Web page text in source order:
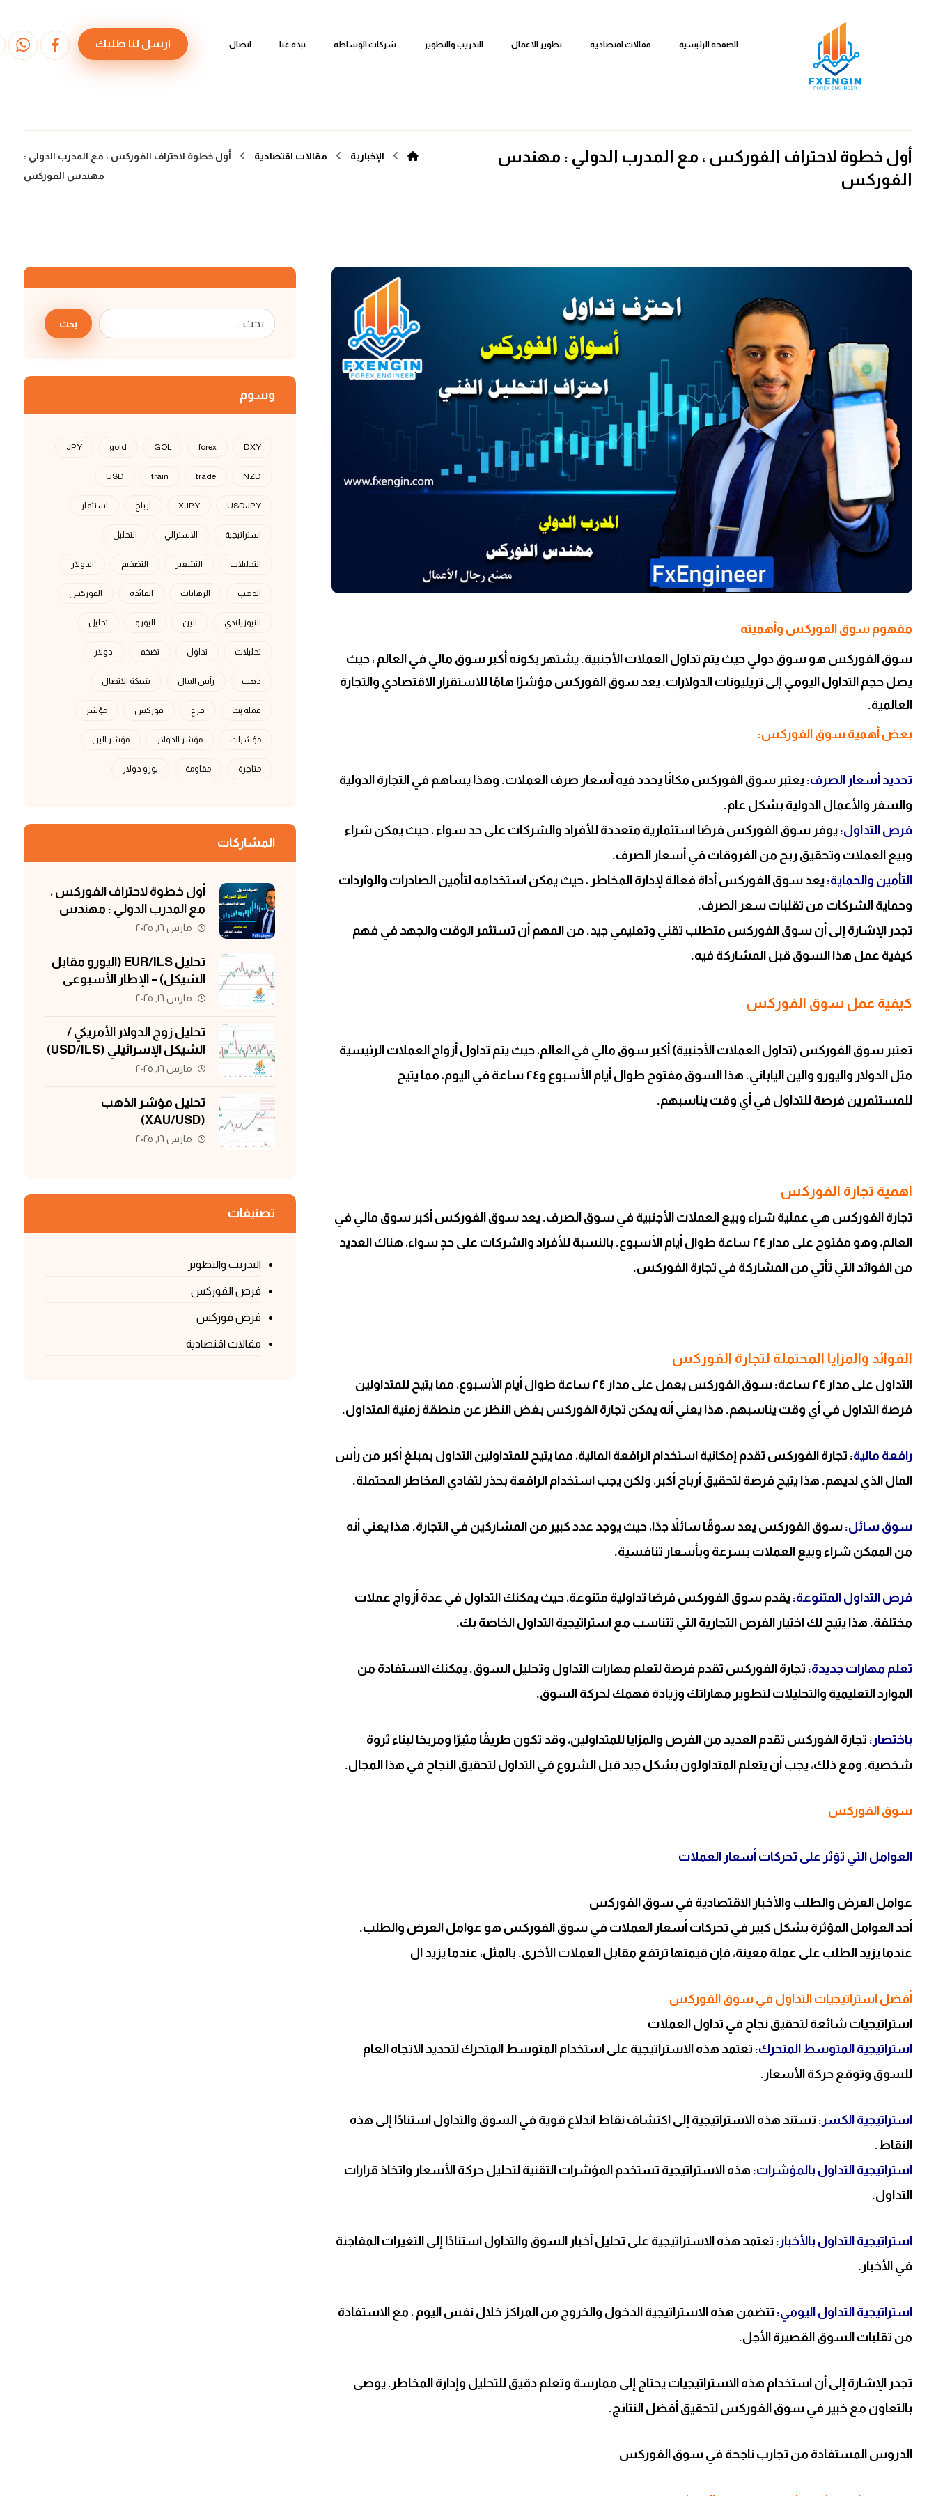
الصفحة الرئيسية مقالات اقتصادية تطوير الاعمال التدريب والتطوير شركات الوساطة نبذة عنا اتصال ارسل لنا طلبك
أول خطوة لاحتراف الفوركس ، مع المدرب الدولي : مهندس
الفوركس
الإخبارية مقالات اقتصادية
أول خطوة لاحتراف الفوركس ، مع المدرب الدولي :
مهندس الفوركس
مفهوم سوق الفوركس وأهميته
سوق الفوركس هو سوق دولي حيث يتم تداول العملات الأجنبية. يشتهر بكونه أكبر سوق مالي في العالم ، حيث
يصل حجم التداول اليومي إلى تريليونات الدولارات. يعد سوق الفوركس مؤشرًا هامًا للاستقرار الاقتصادي والتجارة
العالمية.
بعض أهمية سوق الفوركس:
تحديد أسعار الصرف: يعتبر سوق الفوركس مكانًا يحدد فيه أسعار صرف العملات. وهذا يساهم في التجارة الدولية
والسفر والأعمال الدولية بشكل عام.
فرص التداول: يوفر سوق الفوركس فرصًا استثمارية متعددة للأفراد والشركات على حد سواء ، حيث يمكن شراء
وبيع العملات وتحقيق ربح من الفروقات في أسعار الصرف.
التأمين والحماية: يعد سوق الفوركس أداة فعالة لإدارة المخاطر ، حيث يمكن استخدامه لتأمين الصادرات والواردات
وحماية الشركات من تقلبات سعر الصرف.
تجدر الإشارة إلى أن سوق الفوركس متطلب تقني وتعليمي جيد. من المهم أن تستثمر الوقت والجهد في فهم
كيفية عمل هذا السوق قبل المشاركة فيه.
كيفية عمل سوق الفوركس
تعتبر سوق الفوركس (تداول العملات الأجنبية) أكبر سوق مالي في العالم، حيث يتم تداول أزواج العملات الرئيسية
مثل الدولار واليورو والين الياباني. هذا السوق مفتوح طوال أيام الأسبوع و٢٤ ساعة في اليوم، مما يتيح
للمستثمرين فرصة للتداول في أي وقت يناسبهم.
أهمية تجارة الفوركس
تجارة الفوركس هي عملية شراء وبيع العملات الأجنبية في سوق الصرف. يعد سوق الفوركس أكبر سوق مالي في
العالم، وهو مفتوح على مدار ٢٤ ساعة طوال أيام الأسبوع. بالنسبة للأفراد والشركات على حدٍ سواء، هناك العديد
من الفوائد التي تأتي من المشاركة في تجارة الفوركس.
الفوائد والمزايا المحتملة لتجارة الفوركس
التداول على مدار ٢٤ ساعة: سوق الفوركس يعمل على مدار ٢٤ ساعة طوال أيام الأسبوع، مما يتيح للمتداولين
فرصة التداول في أي وقت يناسبهم. هذا يعني أنه يمكن تجارة الفوركس بغض النظر عن منطقة زمنية المتداول.
رافعة مالية: تجارة الفوركس تقدم إمكانية استخدام الرافعة المالية، مما يتيح للمتداولين التداول بمبلغ أكبر من رأس
المال الذي لديهم. هذا يتيح فرصة لتحقيق أرباح أكبر، ولكن يجب استخدام الرافعة بحذر لتفادي المخاطر المحتملة.
سوق سائل: سوق الفوركس يعد سوقًا سائلاً جدًا، حيث يوجد عدد كبير من المشاركين في التجارة. هذا يعني أنه
من الممكن شراء وبيع العملات بسرعة وبأسعار تنافسية.
فرص التداول المتنوعة: يقدم سوق الفوركس فرصًا تداولية متنوعة، حيث يمكنك التداول في عدة أزواج عملات
مختلفة. هذا يتيح لك اختيار الفرص التجارية التي تتناسب مع استراتيجية التداول الخاصة بك.
تعلم مهارات جديدة: تجارة الفوركس تقدم فرصة لتعلم مهارات التداول وتحليل السوق. يمكنك الاستفادة من
الموارد التعليمية والتحليلات لتطوير مهاراتك وزيادة فهمك لحركة السوق.
باختصار: تجارة الفوركس تقدم العديد من الفرص والمزايا للمتداولين، وقد تكون طريقًا مثيرًا ومربحًا لبناء ثروة
شخصية. ومع ذلك، يجب أن يتعلم المتداولون بشكل جيد قبل الشروع في التداول لتحقيق النجاح في هذا المجال.
سوق الفوركس
العوامل التي تؤثر على تحركات أسعار العملات
عوامل العرض والطلب والأخبار الاقتصادية في سوق الفوركس
أحد العوامل المؤثرة بشكل كبير في تحركات أسعار العملات في سوق الفوركس هو عوامل العرض والطلب.
عندما يزيد الطلب على عملة معينة، فإن قيمتها ترتفع مقابل العملات الأخرى. بالمثل، عندما يزيد ال
أفضل استراتيجيات التداول في سوق الفوركس
استراتيجيات شائعة لتحقيق نجاح في تداول العملات
استراتيجية المتوسط المتحرك: تعتمد هذه الاستراتيجية على استخدام المتوسط المتحرك لتحديد الاتجاه العام
للسوق وتوقع حركة الأسعار.
استراتيجية الكسر: تستند هذه الاستراتيجية إلى اكتشاف نقاط اندلاع قوية في السوق والتداول استنادًا إلى هذه
النقاط.
استراتيجية التداول بالمؤشرات: هذه الاستراتيجية تستخدم المؤشرات التقنية لتحليل حركة الأسعار واتخاذ قرارات
التداول.
استراتيجية التداول بالأخبار: تعتمد هذه الاستراتيجية على تحليل أخبار السوق والتداول استنادًا إلى التغيرات المفاجئة
في الأخبار.
استراتيجية التداول اليومي: تتضمن هذه الاستراتيجية الدخول والخروج من المراكز خلال نفس اليوم ، مع الاستفادة
من تقلبات السوق القصيرة الأجل.
تجدر الإشارة إلى أن استخدام هذه الاستراتيجيات يحتاج إلى ممارسة وتعلم دقيق للتحليل وإدارة المخاطر. يوصى
بالتعاون مع خبير في سوق الفوركس لتحقيق أفضل النتائج.
الدروس المستفادة من تجارب ناجحة في سوق الفوركس
بحث
وسوم
DXY
forex
GOL
gold
JPY
NZD
trade
train
USD
USDJPY
XJPY ارباح استثمار
استراتيجية الاسترالي التحليل
التحليلات التشفير التضخيم الدولار
الذهب الرهانات الفائدة الفوركس
النيوزيلندي الين اليورو تحليل
تحليلات تداول تضخم دولار
ذهب رأس المال شبكة الاتصال
عملة بت فرع فوركس مؤشر
مؤشرات مؤشر الدولار مؤشر الين
متاجرة مقاومة يورو دولار
المشاركات
أول خطوة لاحتراف الفوركس ،
مع المدرب الدولي : مهندس
الفوركس
مارس ١٦, ٢٠٢٥
تحليل EUR/ILS (اليورو مقابل
الشيكل) – الإطار الأسبوعي
مارس ١٦, ٢٠٢٥
تحليل زوج الدولار الأمريكي /
الشيكل الإسرائيلي (USD/ILS)
مارس ١٦, ٢٠٢٥
تحليل مؤشر الذهب
(XAU/USD)
مارس ١٦, ٢٠٢٥
تصنيفات
التدريب والتطوير
فرص الفوركس
فرص فوركس
مقالات اقتصادية